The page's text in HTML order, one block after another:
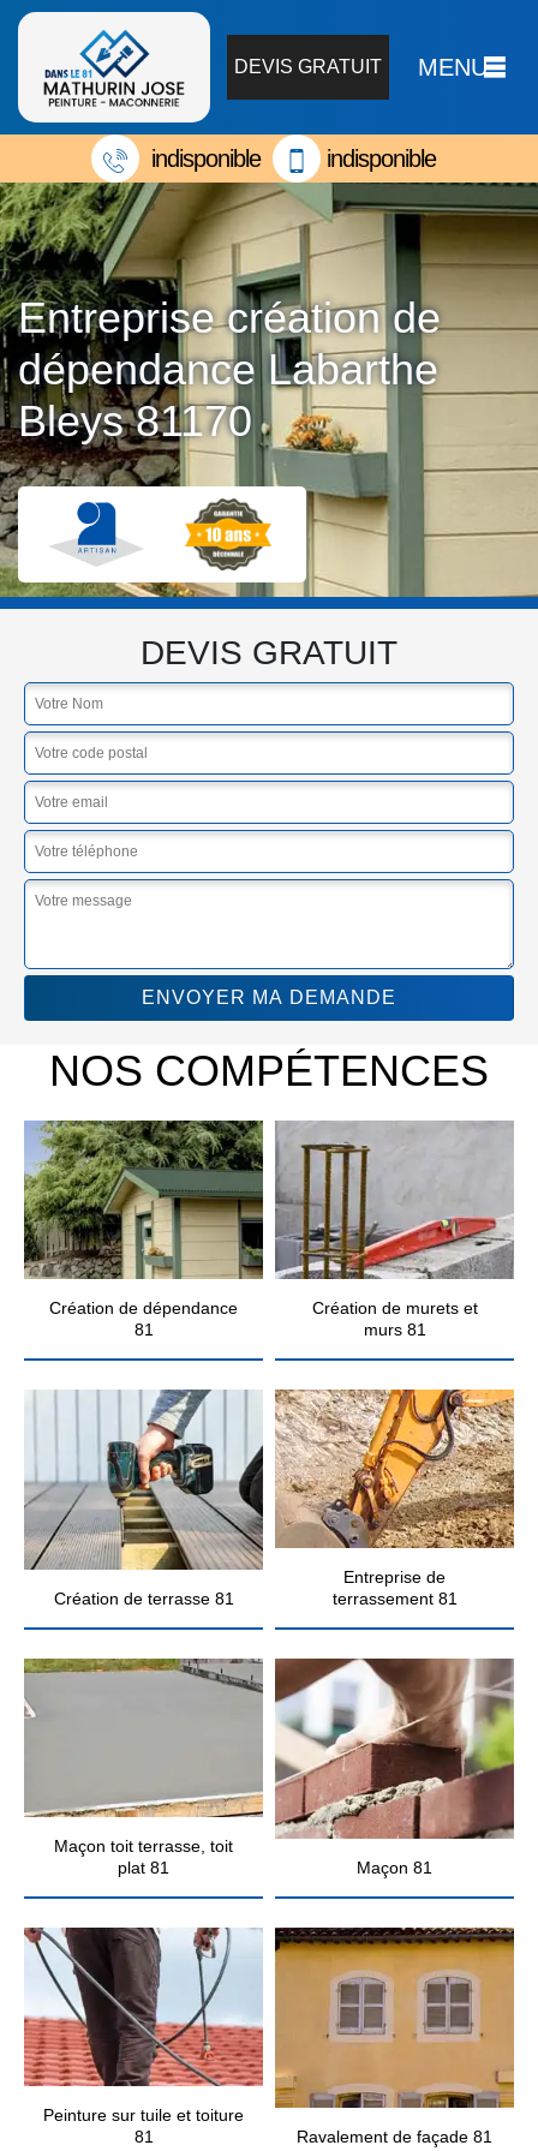
DEVIS GRATUIT MENU
indisponible indisponible
Entreprise création de
dépendance Labarthe
Bleys 81170
DEVIS GRATUIT
NOS COMPÉTENCES
Création de dépendance
81
Création de murets et
murs 81
Création de terrasse 81
Entreprise de
terrassement 81
Maçon toit terrasse, toit
plat 81
Maçon 81
Peinture sur tuile et toiture
81
Ravalement de façade 81